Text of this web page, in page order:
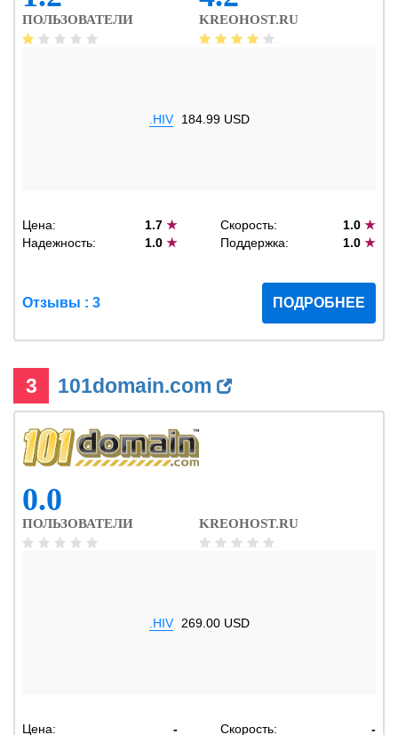
ПОЛЬЗОВАТЕЛИ KREOHOST.RU
.HIV 184.99 USD
Цена: 1.7★ Скорость: 1.0 ★
Надежность:
1.0★ Поддержка: 1.0 ★
Отзывы : 3 ПОДРОБНЕЕ
3 101domain.com
0.0
ПОЛЬЗОВАТЕЛИ KREOHOST.RU
.HIV 269.00 USD
Цена: - Скорость:
-